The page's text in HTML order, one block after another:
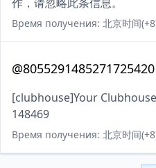
Время получения: 北京时间
[clubhouse]Your
148469
Время получения: 北京时间